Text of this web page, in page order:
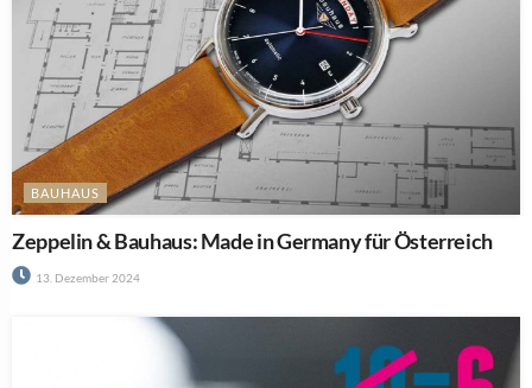
BAUHAUS
Zeppelin & Bauhaus: Made in Germany für Österreich
13. Dezember 2024